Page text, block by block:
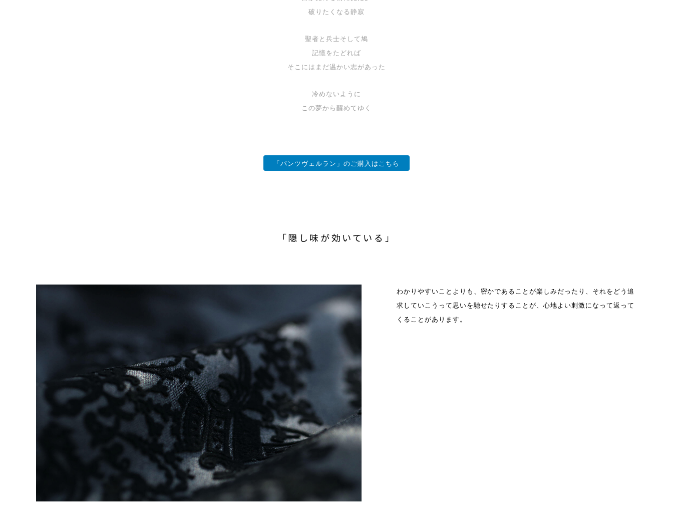
破りたくなる静寂
聖者と兵士そして鳩
記憶をたどれば
そこにはまだ温かい志があった
冷めないように
この夢から醒めてゆく
「パンツヴェルラン」のご購入はこちら
「隠し味が効いている」
わかりやすいことよりも、密かであることが楽しみだったり、それをどう追
求していこうって思いを馳せたりすることが、心地よい刺激になって返って
くることがあります。